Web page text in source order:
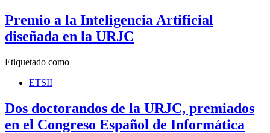
Premio a la Inteligencia Artificial
diseñada en la URJC
Etiquetado como
ETSII
Dos doctorandos de la URJC, premiados
en el Congreso Español de Informática